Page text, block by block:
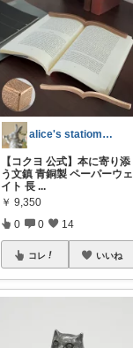
alice's statiomery
【コクヨ 公式】本に寄り添
う文鎮 青銅製 ペーパーウェ
イト 長 ...
￥ 9,350
0 0 14
コレ いいね